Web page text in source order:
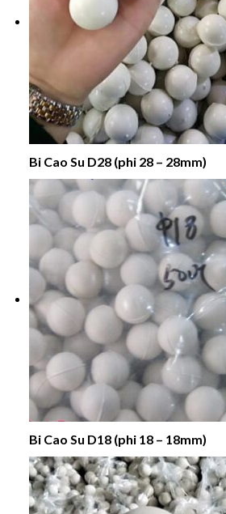
Bi Cao Su D28 (phi 28 – 28mm)
Bi Cao Su D18 (phi 18 – 18mm)